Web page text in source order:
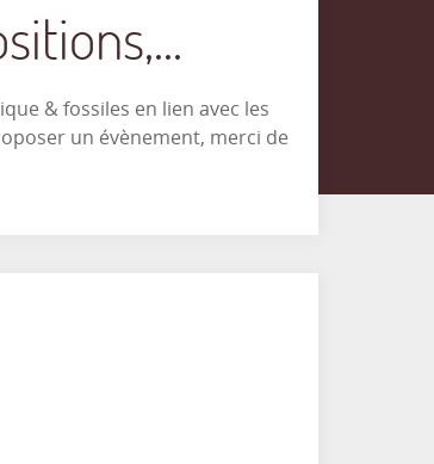
& fossiles en lien avec les
un évènement, merci de